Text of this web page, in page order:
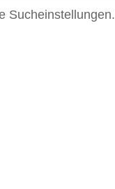
Sucheinstellungen.